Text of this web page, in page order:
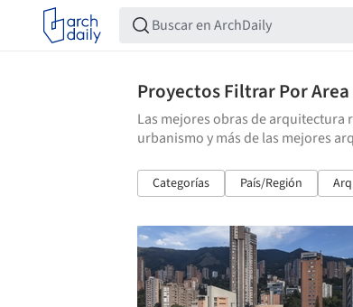
Proyectos Filtrar Por Area
Las mejores obras de
urbanismo y más de las mejores
Categorías País/Región